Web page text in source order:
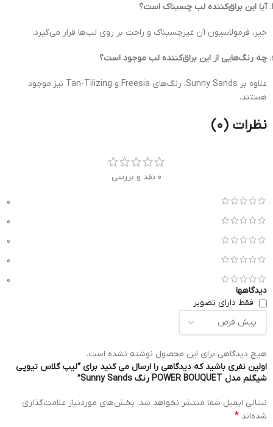
آیا این براق‌کننده لب چسبناک است؟
خیر، فرمولاسیون آن غیرچسبناک و راحت بر روی لب‌ها قرار می‌گیرد.
چه رنگ‌هایی از این براق‌کننده لب موجود است؟
علاوه بر Sunny Sands، رنگ‌های Freesia و Tan-Tilizing نیز موجود
هستند.
نظرات (0)
0 نقد و بررسی
0
0
0
0
0
دیدگاهها
فقط دارای تصویر
هیچ دیدگاهی برای این محصول نوشته نشده است.
اولین نفری باشید که دیدگاهی را ارسال می کنید برای “لیپ گلاس تیوپی
شیگلم مدل POWER BOUQUET رنگ Sunny Sands”
نشانی ایمیل شما منتشر نخواهد شد. بخش‌های موردنیاز علامت‌گذاری
شده‌اند *